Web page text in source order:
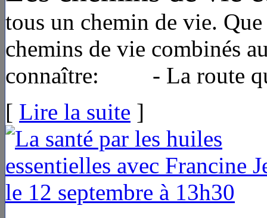
tous un chemin de vie.
chemins de vie combinés
connaître: - La route
[ Lire la suite ]